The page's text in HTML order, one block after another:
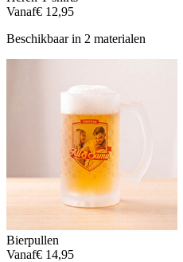
Vanaf€ 12,95
Beschikbaar in 2 materialen
Bierpullen
Vanaf€ 14,95